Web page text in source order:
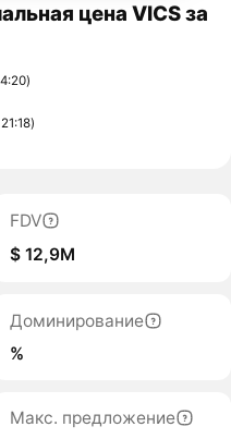
цена VICS за
FDV
$ 12,9M
Доминирование
%
Макс. предложение